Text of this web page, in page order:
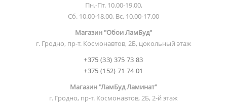
Пн.-Пт. 10.00-19.00,
Сб. 10.00-18.00, Вс. 10.00-17.00
Магазин "Обои ЛамБуд"
г. Гродно, пр-т. Космонавтов, 2Б, цокольный этаж
+375 (33) 375 73 83
+375 (152) 71 74 01
Магазин "ЛамБуд Ламинат"
г. Гродно, пр-т. Космонавтов, 2Б, 2-й этаж